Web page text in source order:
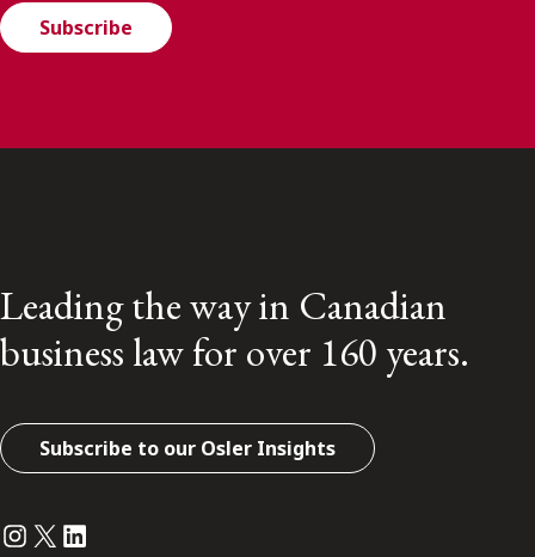
Subscribe
Leading the way in Canadian
business law for over 160 years.
Subscribe to our Osler Insights
Instagram
Twitter
LinkedIn